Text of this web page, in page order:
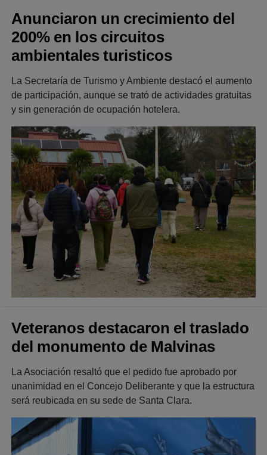
Anunciaron un crecimiento del
200% en los circuitos
ambientales turisticos
La Secretaría de Turismo y Ambiente destacó el aumento
de participación, aunque se trató de actividades gratuitas
y sin generación de ocupación hotelera.
Veteranos destacaron el traslado
del monumento de Malvinas
La Asociación resaltó que el pedido fue aprobado por
unanimidad en el Concejo Deliberante y que la estructura
será reubicada en su sede de Santa Clara.